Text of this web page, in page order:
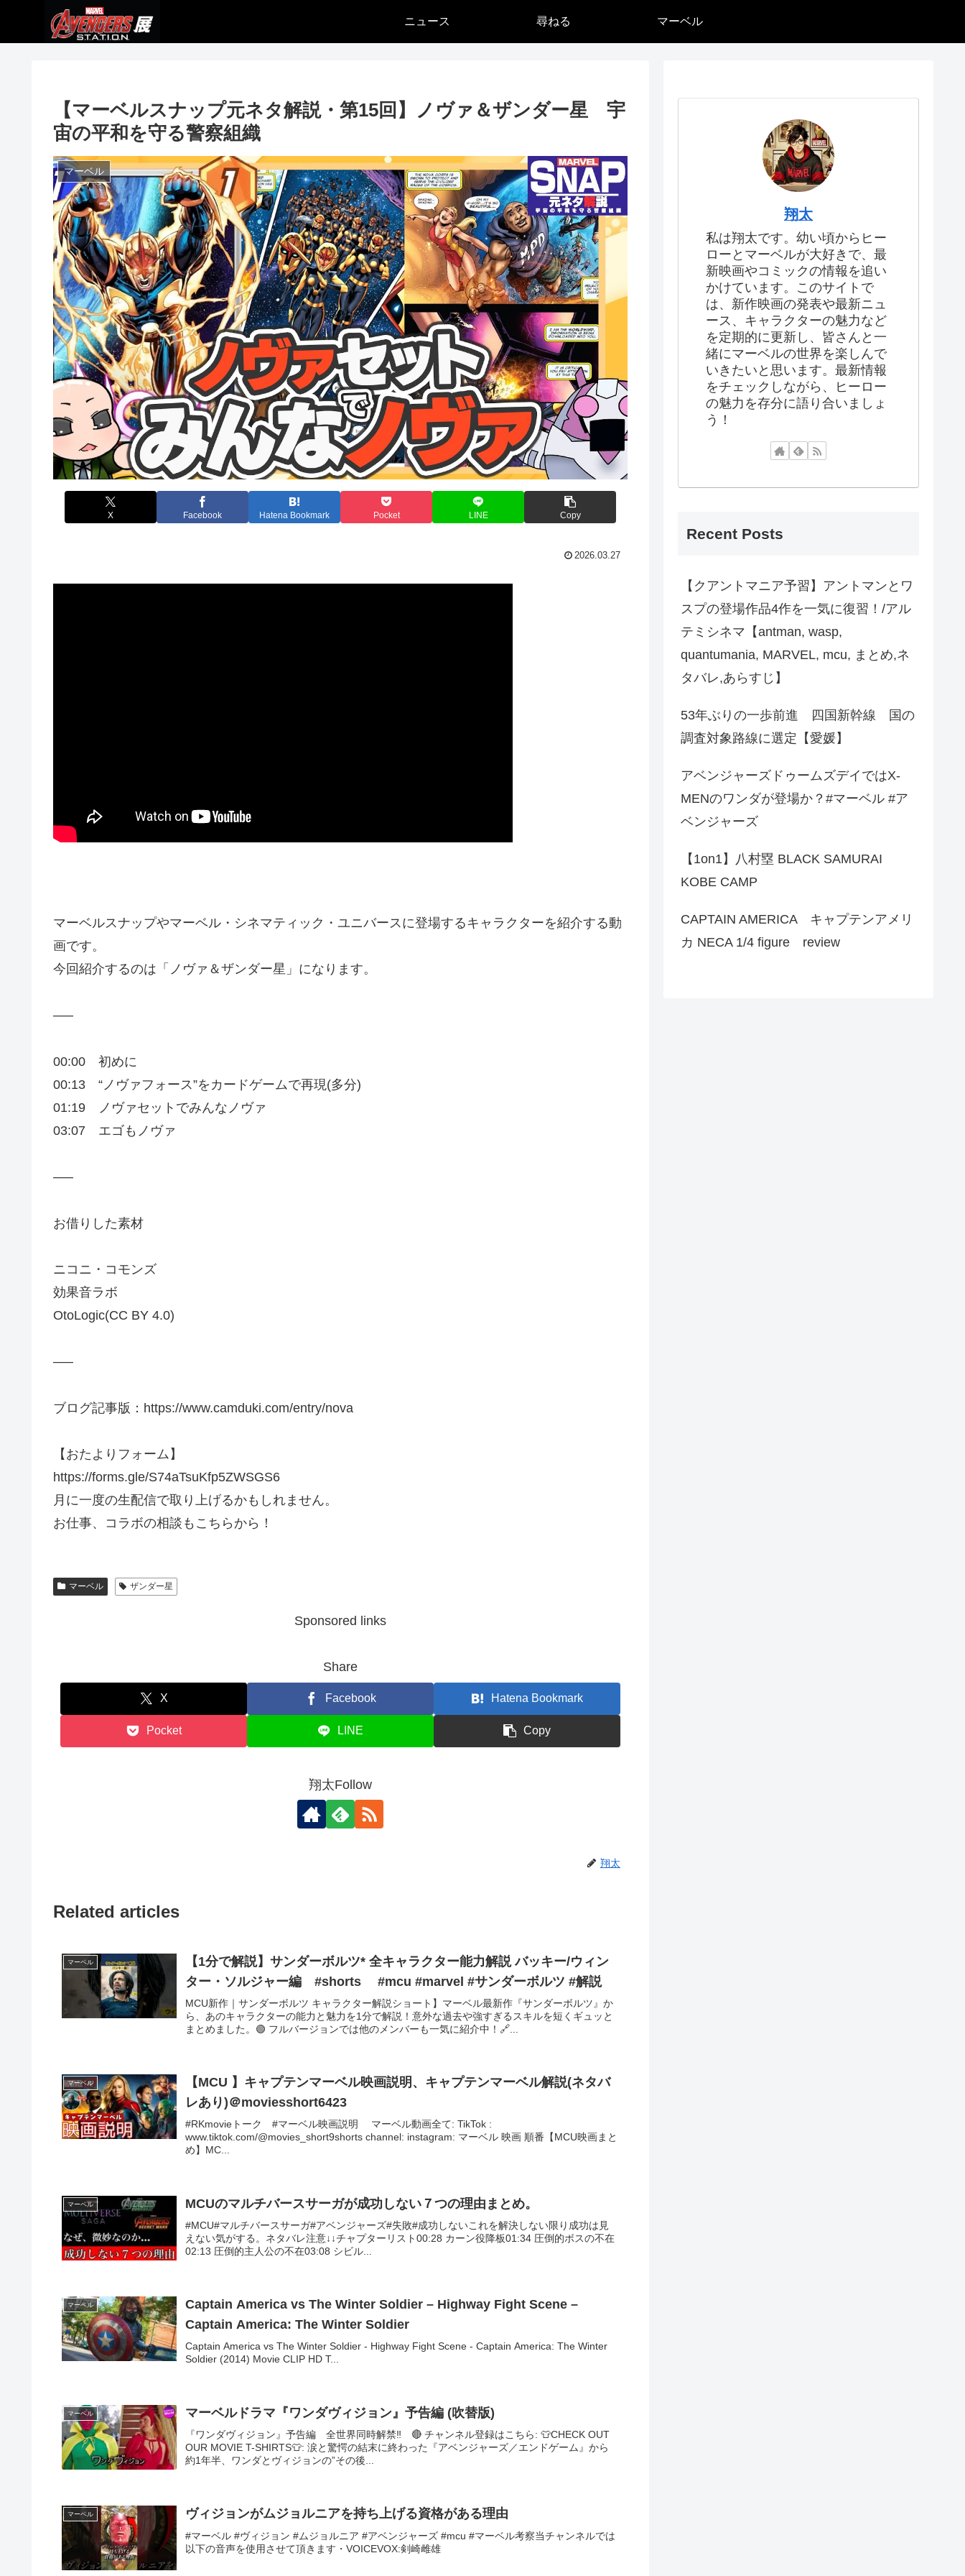
ニュース 尋ねる マーベル
【マーベルスナップ元ネタ解説・第15回】ノヴァ＆ザンダー星 宇
宙の平和を守る警察組織
マーベル
X Facebook Hatena Bookmark Pocket LINE Copy
2026.03.27
マーベルスナップやマーベル・シネマティック・ユニバースに登場するキャラクターを紹介する動
画です。
今回紹介するのは「ノヴァ＆ザンダー星」になります。
—–
00:00 初めに
00:13 “ノヴァフォース”をカードゲームで再現(多分)
01:19 ノヴァセットでみんなノヴァ
03:07 エゴもノヴァ
—–
お借りした素材
ニコニ・コモンズ
効果音ラボ
OtoLogic(CC BY 4.0)
—–
ブログ記事版：https://www.camduki.com/entry/nova
【おたよりフォーム】
https://forms.gle/S74aTsuKfp5ZWSGS6
月に一度の生配信で取り上げるかもしれません。
お仕事、コラボの相談もこちらから！
マーベル ザンダー星
Sponsored links
Share
X Facebook Hatena Bookmark
Pocket LINE Copy
翔太Follow
翔太
Related articles
マーベル
【1分で解説】サンダーボルツ* 全キャラクター能力解説 バッキー/ウィン
ター・ソルジャー編 #shorts #mcu #marvel #サンダーボルツ #解説
MCU新作｜サンダーボルツ キャラクター解説ショート】マーベル最新作『サンダーボルツ』か
ら、あのキャラクターの能力と魅力を1分で解説！意外な過去や強すぎるスキルを短くギュッと
まとめました。🟢 フルバージョンでは他のメンバーも一気に紹介中！🔗...
マーベル
【MCU 】キャプテンマーベル映画説明、キャプテンマーベル解説(ネタバ
レあり)＠moviesshort6423
#RKmovieトーク #マーベル映画説明 マーベル動画全て: TikTok :
www.tiktok.com/@movies_short9shorts channel: instagram: マーベル 映画 順番【MCU映画まと
め】MC...
マーベル MCUのマルチバースサーガが成功しない７つの理由まとめ。
#MCU#マルチバースサーガ#アベンジャーズ#失敗#成功しないこれを解決しない限り成功は見
えない気がする。ネタバレ注意↓↓チャプターリスト00:28 カーン役降板01:34 圧倒的ボスの不在
02:13 圧倒的主人公の不在03:08 シビル...
マーベル
Captain America vs The Winter Soldier – Highway Fight Scene –
Captain America: The Winter Soldier
Captain America vs The Winter Soldier - Highway Fight Scene - Captain America: The Winter
Soldier (2014) Movie CLIP HD T...
マーベル マーベルドラマ『ワンダヴィジョン』予告編 (吹替版)
『ワンダヴィジョン』予告編 全世界同時解禁‼️ 🔴 チャンネル登録はこちら: 👕CHECK OUT
OUR MOVIE T-SHIRTS👕: 涙と驚愕の結末に終わった『アベンジャーズ／エンドゲーム』から
約1年半、ワンダとヴィジョンの”その後...
マーベル ヴィジョンがムジョルニアを持ち上げる資格がある理由
#マーベル #ヴィジョン #ムジョルニア #アベンジャーズ #mcu #マーベル考察当チャンネルでは
以下の音声を使用させて頂きます・VOICEVOX:剣崎雌雄
翔太
私は翔太です。幼い頃からヒー
ローとマーベルが大好きで、最
新映画やコミックの情報を追い
かけています。このサイトで
は、新作映画の発表や最新ニュ
ース、キャラクターの魅力など
を定期的に更新し、皆さんと一
緒にマーベルの世界を楽しんで
いきたいと思います。最新情報
をチェックしながら、ヒーロー
の魅力を存分に語り合いましょ
う！
Recent Posts
【クアントマニア予習】アントマンとワ
スプの登場作品4作を一気に復習！/アル
テミシネマ【antman, wasp,
quantumania, MARVEL, mcu, まとめ,ネ
タバレ,あらすじ】
53年ぶりの一歩前進 四国新幹線 国の
調査対象路線に選定【愛媛】
アベンジャーズドゥームズデイではX-
MENのワンダが登場か？#マーベル #ア
ベンジャーズ
【1on1】八村塁 BLACK SAMURAI
KOBE CAMP
CAPTAIN AMERICA キャプテンアメリ
カ NECA 1/4 figure review